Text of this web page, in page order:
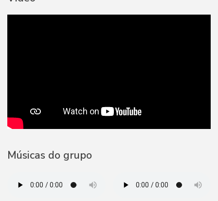
Músicas do grupo